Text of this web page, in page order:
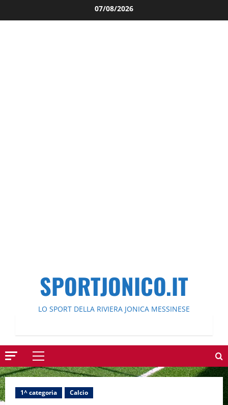
al
07/08/2026
SPORTJONICO.IT
LO SPORT DELLA RIVIERA JONICA MESSINESE
Menu
principale
1^ categoria Calcio